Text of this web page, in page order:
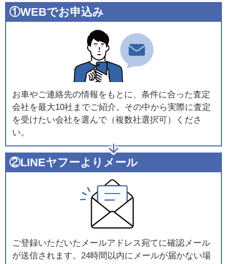
①WEBでお申込み
お車やご連絡先の情報をもとに、条件に合った査定
会社を最大10社までご紹介。その中から実際に査定
を受けたい会社を選んで（複数社選択可）くださ
い。
②LINEヤフーよりメール
ご登録いただいたメールアドレス宛てに確認メール
が送信されます。24時間以内にメールが届かない場